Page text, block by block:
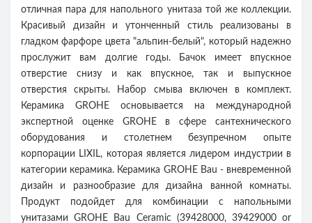
отличная пара для напольного унитаза той же коллекции.
Красивый дизайн и утонченный стиль реализованы в
гладком фарфоре цвета "альпин-белый", который надежно
прослужит вам долгие годы. Бачок имеет впускное
отверстие снизу и как впускное, так и выпускное
отверстия скрыты. Набор смыва включен в комплект.
Керамика GROHE основывается на международной
экспертной оценке GROHE в сфере сантехнического
оборудования и столетнем безупречном опыте
корпорации LIXIL, которая является лидером индустрии в
категории керамика. Керамика GROHE Bau - вневременной
дизайн и разнообразие для дизайна ванной комнаты.
Продукт подойдет для комбинации с напольными
унитазами GROHE Bau Ceramic (39428000, 39429000 or